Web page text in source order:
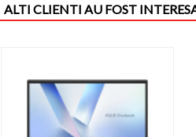
ALTI CLIENTI AU FOST